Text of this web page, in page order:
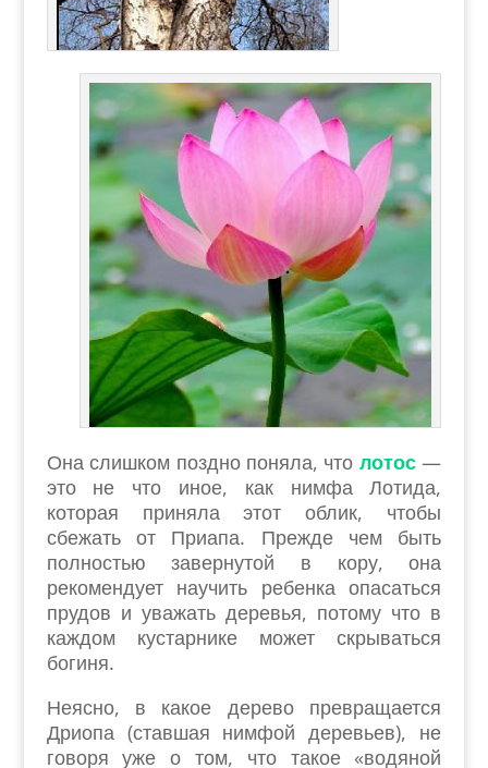
Она слишком поздно поняла, что лотос—
это не что иное, как нимфа Лотида,
которая приняла этот облик, чтобы
сбежать от Приапа. Прежде чем быть
полностью завернутой в кору, она
рекомендует научить ребенка опасаться
прудов и уважать деревья, потому что в
каждом кустарнике может скрываться
богиня.
Неясно, в какое дерево превращается
Дриопа (ставшая нимфой деревьев), не
говоря уже о том, что такое «водяной